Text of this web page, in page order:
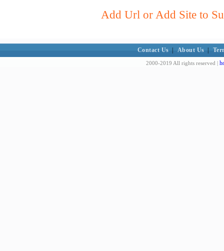
Add Url or Add Site to
Contact Us About Us
2000-2019 All rights reserved |